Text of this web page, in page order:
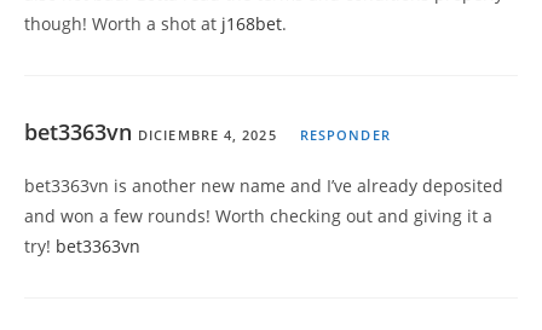
though! Worth a shot at j168bet.
bet3363vn DICIEMBRE 4, 2025 RESPONDER
bet3363vn is another new name and I’ve already deposited
and won a few rounds! Worth checking out and giving it a
try! bet3363vn